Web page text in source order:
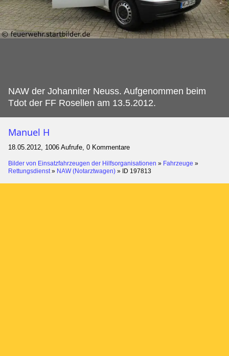
NAW der Johanniter Neuss. Aufgenommen beim
Tdot der FF Rosellen am 13.5.2012.
Manuel H
18.05.2012, 1006 Aufrufe, 0 Kommentare
Bilder von Einsatzfahrzeugen der Hilfsorganisationen » Fahrzeuge »
Rettungsdienst» NAW (Notarztwagen) » ID 197813